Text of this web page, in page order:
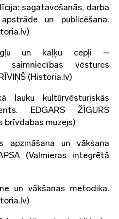
sagatavošanās, darba
un publicēšana.
un kaļķu cepļi –
saimniecības vēstures
(Historia.lv)
lauku kultūrvēsturiskās
EDGARS ŽĪGURS
brīvdabas muzejs)
apzināšana un vākšana
(Valmieras integrētā
un vākšanas metodika.